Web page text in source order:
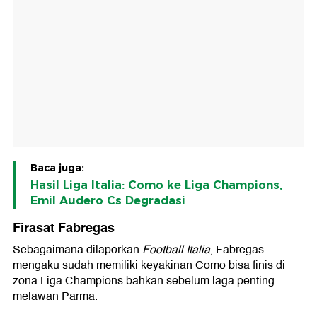
Baca juga:
Hasil Liga Italia: Como ke Liga Champions,
Emil Audero Cs Degradasi
Firasat Fabregas
Sebagaimana dilaporkan Football Italia, Fabregas
mengaku sudah memiliki keyakinan Como bisa finis di
zona Liga Champions bahkan sebelum laga penting
melawan Parma.